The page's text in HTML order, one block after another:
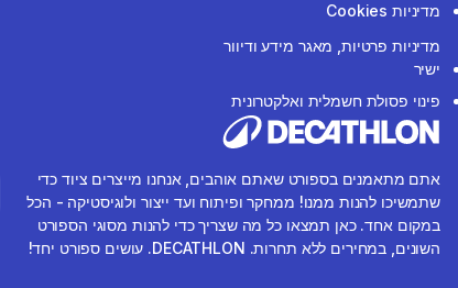
מדיניות Cookies
מדיניות פרטיות, מאגר מידע ודיוור
ישיר
פינוי פסולת חשמלית ואלקטרונית
אתם מתאמנים בספורט שאתם אוהבים, אנחנו מייצרים ציוד כדי
שתמשיכו להנות ממנו! ממחקר ופיתוח ועד ייצור ולוגיסטיקה - הכל
במקום אחד. כאן תמצאו כל מה שצריך כדי להנות מסוגי הספורט
השונים, במחירים ללא תחרות. DECATHLON. עושים ספורט יחד!